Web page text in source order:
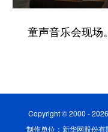
童声音乐会现场
Copyright © 2000 -
制作单位：新华网股份